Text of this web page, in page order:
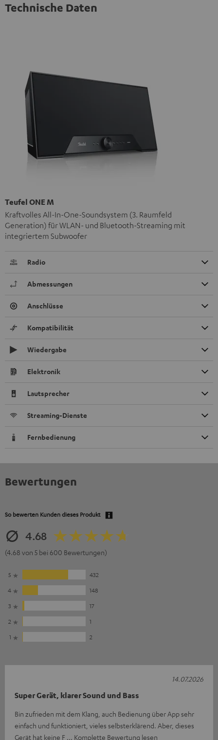
Technische Daten
Teufel ONE M
Kraftvolles All-In-One-Soundsystem (3. Raumfeld
Generation) für WLAN- und Bluetooth-Streaming mit
integriertem Subwoofer
Radio
Abmessungen
Anschlüsse
Kompatibilität
Wiedergabe
Elektronik
Lautsprecher
Streaming-Dienste
Fernbedienung
Bewertungen
So bewerten Kunden dieses Produkt
4.68
(4.68 von 5 bei 600 Bewertungen)
5
432
4
148
3
17
2
1
1
2
Super Gerät, klarer Sound und Bass
Bin zufrieden mit dem Klang, auch Bedienung über App sehr
einfach und funktioniert, vieles selbsterklärend. Aber, dieses
Gerät hat keine F
Komplette Bewertung lesen
14.07.2026